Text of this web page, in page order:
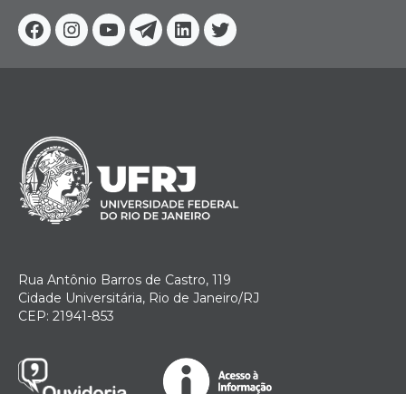
Facebook
Instagram
YoutubeTelegram
Linkedin
Twitter
Rua Antônio Barros de Castro, 119
Cidade Universitária, Rio de Janeiro/RJ
CEP: 21941-853